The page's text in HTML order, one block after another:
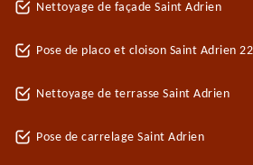
Nettoyage de façade Saint Adrien
Pose de placo et cloison Saint Adrien
Nettoyage de terrasse Saint Adrien
Pose de carrelage Saint Adrien